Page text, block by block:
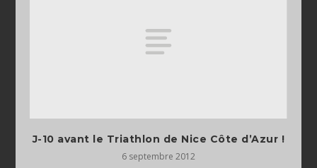
J-10 avant le Triathlon de Nice Côte d’Azur !
6 septembre 2012